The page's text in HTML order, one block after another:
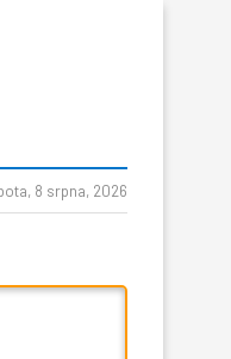
8 srpna, 2026